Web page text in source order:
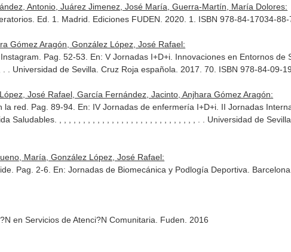
Antonio, Juárez Jimenez, José María, Guerra-Martín, María Dolores:
. Ed. 1. Madrid. Ediciones FUDEN. 2020. 1. ISBN 978-84-17034-88-
Gómez Aragón, González López, José Rafael:
Pag. 52-53. En: V Jornadas I+D+i. Innovaciones en Entornos de
. . Universidad de Sevilla. Cruz Roja española. 2017. 70. ISBN 978-84-09-
José Rafael, García Fernández, Jacinto, Anjhara Gómez Aragón:
la red. Pag. 89-94. En: IV Jornadas de enfermería I+D+i. II Jornadas
Saludables . , , , , , , , , , , , , , , , , , , , , , , , , , , , , , . . Universidad de
María, González López, José Rafael:
Pag. 2-6. En: Jornadas de Biomecánica y Podlogía Deportiva .
en Servicios de Atenci?N Comunitaria . Fuden. 2016